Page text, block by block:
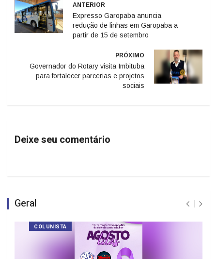
ANTERIOR
Expresso Garopaba anuncia
redução de linhas em Garopaba a
partir de 15 de setembro
PRÓXIMO
Governador do Rotary visita Imbituba
para fortalecer parcerias e projetos
sociais
Deixe seu comentário
Geral
COLUNISTA